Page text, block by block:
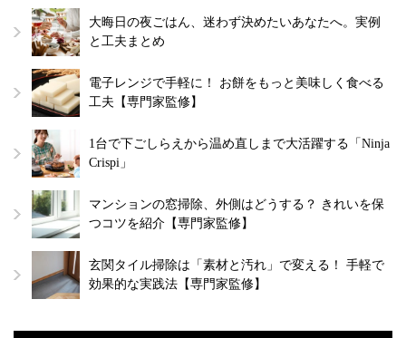
大晦日の夜ごはん、迷わず決めたいあなたへ。実例
と工夫まとめ
電子レンジで手軽に！ お餅をもっと美味しく食べる
工夫【専門家監修】
1台で下ごしらえから温め直しまで大活躍する「Ninja
Crispi」
マンションの窓掃除、外側はどうする？ きれいを保
つコツを紹介【専門家監修】
玄関タイル掃除は「素材と汚れ」で変える！ 手軽で
効果的な実践法【専門家監修】